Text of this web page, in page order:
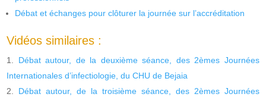
Débat et échanges pour clôturer la journée sur l’accréditation
Vidéos similaires :
Débat autour, de la deuxième séance, des 2èmes Journées
Internationales d’infectiologie, du CHU de Bejaia
Débat autour, de la troisième séance, des 2èmes Journées